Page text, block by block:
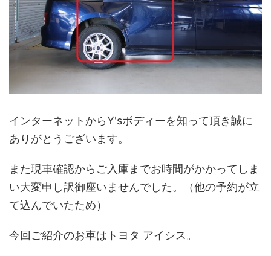
インターネットからY'sボディーを知って頂き誠に
ありがとうございます。
また現車確認からご入庫までお時間がかかってしま
い大変申し訳御座いませんでした。（他の予約が立
て込んでいたため）
今回ご紹介のお車はトヨタ アイシス。